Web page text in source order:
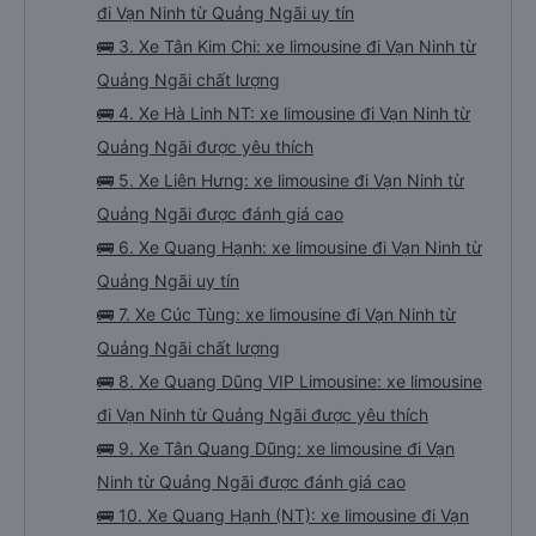
đi Vạn Ninh từ Quảng Ngãi uy tín
🚌 3. Xe Tân Kim Chi: xe limousine đi Vạn Ninh từ
Quảng Ngãi chất lượng
🚌 4. Xe Hà Linh NT: xe limousine đi Vạn Ninh từ
Quảng Ngãi được yêu thích
🚌 5. Xe Liên Hưng: xe limousine đi Vạn Ninh từ
Quảng Ngãi được đánh giá cao
🚌 6. Xe Quang Hạnh: xe limousine đi Vạn Ninh từ
Quảng Ngãi uy tín
🚌 7. Xe Cúc Tùng: xe limousine đi Vạn Ninh từ
Quảng Ngãi chất lượng
🚌 8. Xe Quang Dũng VIP Limousine: xe limousine
đi Vạn Ninh từ Quảng Ngãi được yêu thích
🚌 9. Xe Tân Quang Dũng: xe limousine đi Vạn
Ninh từ Quảng Ngãi được đánh giá cao
🚌 10. Xe Quang Hạnh (NT): xe limousine đi Vạn